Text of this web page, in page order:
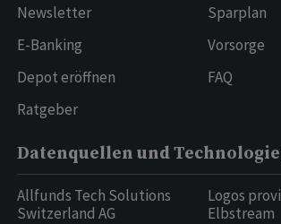
Newsletter
E-Banking
Depot eröffnen
Ratgeber
Sparplan
Vorsorge
FAQ
Datenquellen und
Allfunds Tech Solutions
Switzerland AG
Logos
Elbstream